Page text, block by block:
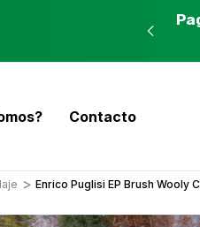
mayores a
Contacto
Envíos a
Enrico Puglisi EP Brush Wooly